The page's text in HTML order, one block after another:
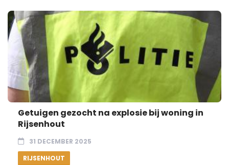
Getuigen gezocht na explosie bij woning in
Rijsenhout
31 DECEMBER 2025
RIJSENHOUT